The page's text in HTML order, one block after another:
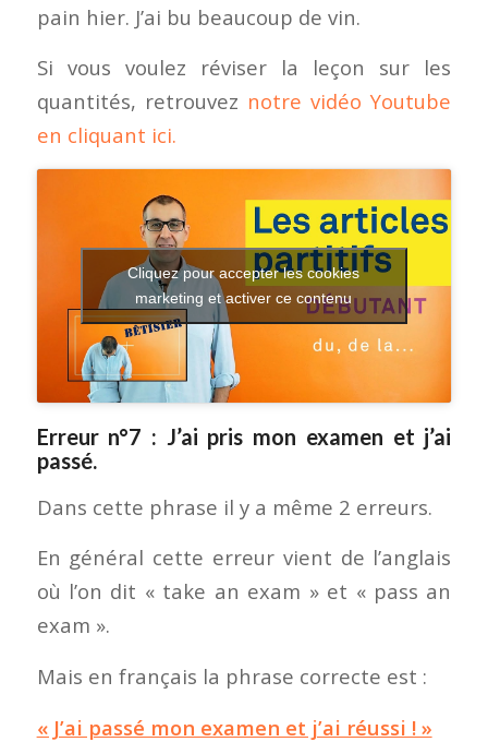
pain hier. J’ai bu beaucoup de vin.
Si vous voulez réviser la leçon sur les
quantités, retrouvez notre vidéo Youtube
en cliquant ici.
Cliquez pour accepter les cookies
marketing et activer ce contenu
Erreur n°7 : J’ai pris mon examen et j’ai
passé.
Dans cette phrase il y a même 2 erreurs.
En général cette erreur vient de l’anglais
où l’on dit « take an exam » et « pass an
exam ».
Mais en français la phrase correcte est :
« J’ai passé mon examen et j’ai réussi ! »